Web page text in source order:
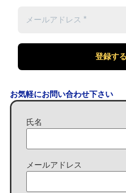
お気軽にお問い合わせ下さい
氏名
メールアドレス